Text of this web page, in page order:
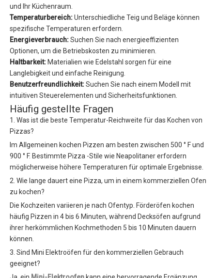
und Ihr Küchenraum.
Temperaturbereich:Unterschiedliche Teig und Beläge können
spezifische Temperaturen erfordern.
Energieverbrauch:Suchen Sie nach energieeffizienten
Optionen, um die Betriebskosten zu minimieren.
Haltbarkeit: Materialien wie Edelstahl sorgen für eine
Langlebigkeit und einfache Reinigung.
Benutzerfreundlichkeit:Suchen Sie nach einem Modell mit
intuitiven Steuerelementen und Sicherheitsfunktionen.
Häufig gestellte Fragen
1. Was ist die beste Temperatur-Reichweite für das Kochen von
Pizzas?
Im Allgemeinen kochen Pizzen am besten zwischen 500 ° F und
900 ° F. Bestimmte Pizza -Stile wie Neapolitaner erfordern
möglicherweise höhere Temperaturen für optimale Ergebnisse.
2. Wie lange dauert eine Pizza, um in einem kommerziellen Ofen
zu kochen?
Die Kochzeiten variieren je nach Ofentyp. Förderöfen kochen
häufig Pizzen in 4 bis 6 Minuten, während Decksöfen aufgrund
ihrer herkömmlichen Kochmethoden 5 bis 10 Minuten dauern
können.
3. Sind Mini Elektroöfen für den kommerziellen Gebrauch
geeignet?